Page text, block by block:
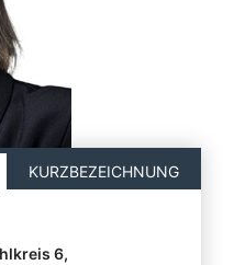
KURZBEZEICHNUNG
6,